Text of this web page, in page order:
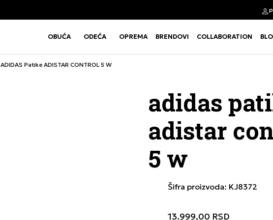
OBUĆA Use shift+Enter to open or close
ODEĆA Use shift+Enter to open or close
OPREMA BRENDOVI COLLABORATION
ADIDAS Patike ADISTAR CONTROL 5 W
adidas
adistar
5 w
Šifra proizvoda: KJ8372
13.999,00 RSD